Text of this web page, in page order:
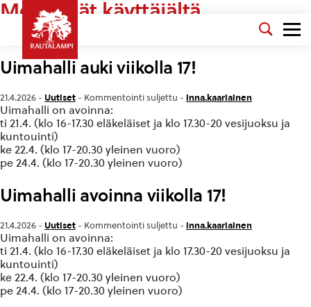
Merkinnät käyttäjältä
inna.kaariainen
Uimahalli auki viikolla 17!
21.4.2026 - Uutiset - Kommentointi suljettu - inna.kaariainen
Uimahalli on avoinna:
ti 21.4. (klo 16-17.30 eläkeläiset ja klo 17.30-20 vesijuoksu ja
kuntouinti)
ke 22.4. (klo 17-20.30 yleinen vuoro)
pe 24.4. (klo 17-20.30 yleinen vuoro)
Uimahalli avoinna viikolla 17!
21.4.2026 - Uutiset - Kommentointi suljettu - inna.kaariainen
Uimahalli on avoinna:
ti 21.4. (klo 16-17.30 eläkeläiset ja klo 17.30-20 vesijuoksu ja
kuntouinti)
ke 22.4. (klo 17-20.30 yleinen vuoro)
pe 24.4. (klo 17-20.30 yleinen vuoro)